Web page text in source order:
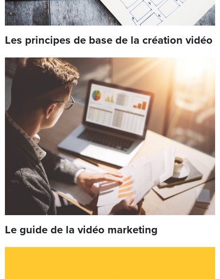
Les principes de base de la création vidéo
Le guide de la vidéo marketing